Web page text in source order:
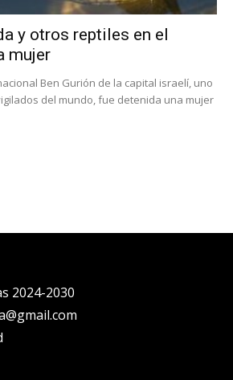
y otros reptiles en el
mujer
Ben Gurión de la capital israelí, uno
del mundo, fue detenida una mujer
2024-2030